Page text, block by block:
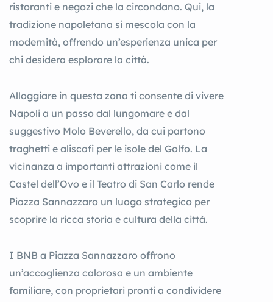
ristoranti e negozi che la circondano. Qui, la
tradizione napoletana si mescola con la
modernità, offrendo un’esperienza unica per
chi desidera esplorare la città.
Alloggiare in questa zona ti consente di vivere
Napoli a un passo dal lungomare e dal
suggestivo Molo Beverello, da cui partono
traghetti e aliscafi per le isole del Golfo. La
vicinanza a importanti attrazioni come il
Castel dell’Ovo e il Teatro di San Carlo rende
Piazza Sannazzaro un luogo strategico per
scoprire la ricca storia e cultura della città.
I BNB a Piazza Sannazzaro offrono
un’accoglienza calorosa e un ambiente
familiare, con proprietari pronti a condividere